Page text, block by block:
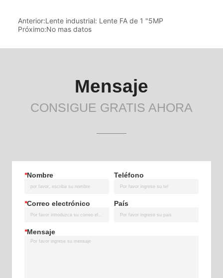
Anterior:Lente industrial: Lente FA de 1 "5MP
Próximo:No mas datos
Mensaje
CONSIGUE GRATIS AHORA
*Nombre Teléfono
*Correo electrónico País
*Mensaje